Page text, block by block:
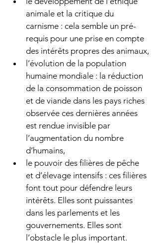
animale et la critique du
carnisme : cela semble un pré-
requis pour une prise en compte
des intérêts propres des animaux,
l’évolution de la population
humaine mondiale : la réduction
de la consommation de poisson
et de viande dans les pays riches
observée ces dernières années
est rendue invisible par
l’augmentation du nombre
d’humains,
le pouvoir des filières de pêche
et d’élevage intensifs : ces filières
font tout pour défendre leurs
intérêts. Elles sont puissantes
dans les parlements et les
gouvernements. Elles sont
l’obstacle le plus important.